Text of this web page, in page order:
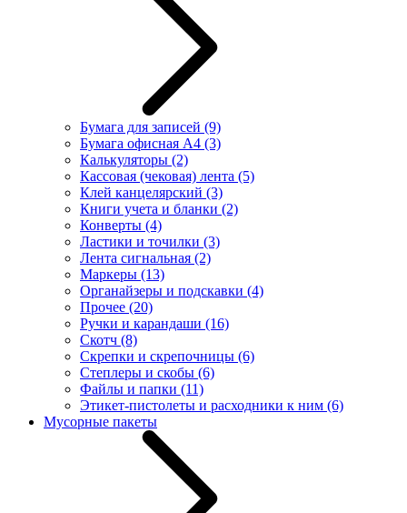
Бумага для записей (9)
Бумага офисная А4 (3)
Калькуляторы (2)
Кассовая (чековая) лента (5)
Клей канцелярский (3)
Книги учета и бланки (2)
Конверты (4)
Ластики и точилки (3)
Лента сигнальная (2)
Маркеры (13)
Органайзеры и подскавки (4)
Прочее (20)
Ручки и карандаши (16)
Скотч (8)
Скрепки и скрепочницы (6)
Степлеры и скобы (6)
Файлы и папки (11)
Этикет-пистолеты и расходники к ним (6)
Мусорные пакеты